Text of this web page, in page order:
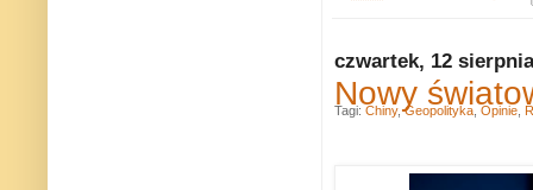
czwartek, 12
Nowy
Tagi: Chiny,Geopolityka Opinie